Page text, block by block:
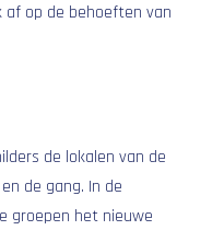
af op de behoeften van
de lokalen van de
de gang. In de
groepen het nieuwe